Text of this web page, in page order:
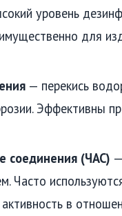
уровень
для
— перекись
Эффективны
соединения (ЧАС)
Часто
в